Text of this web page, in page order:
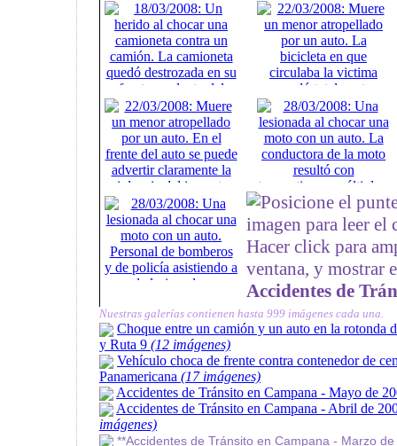
Posicione el
imagen para leer el
Hacer click para
ventana, y mostrar
Accidentes de
Nuestras galerías contienen hasta 999 imágenes cada una.
Choque entre un camión y un auto en la rotonda
y Ruta 9 (12 imágenes)
Vehículo choca de frente contra contenedor de
Panamericana (17 imágenes)
Accidentes de Tránsito en Campana - Mayo de
Accidentes de Tránsito en Campana - Abril de
imágenes)
**Accidentes de Tránsito en Campana - Marzo